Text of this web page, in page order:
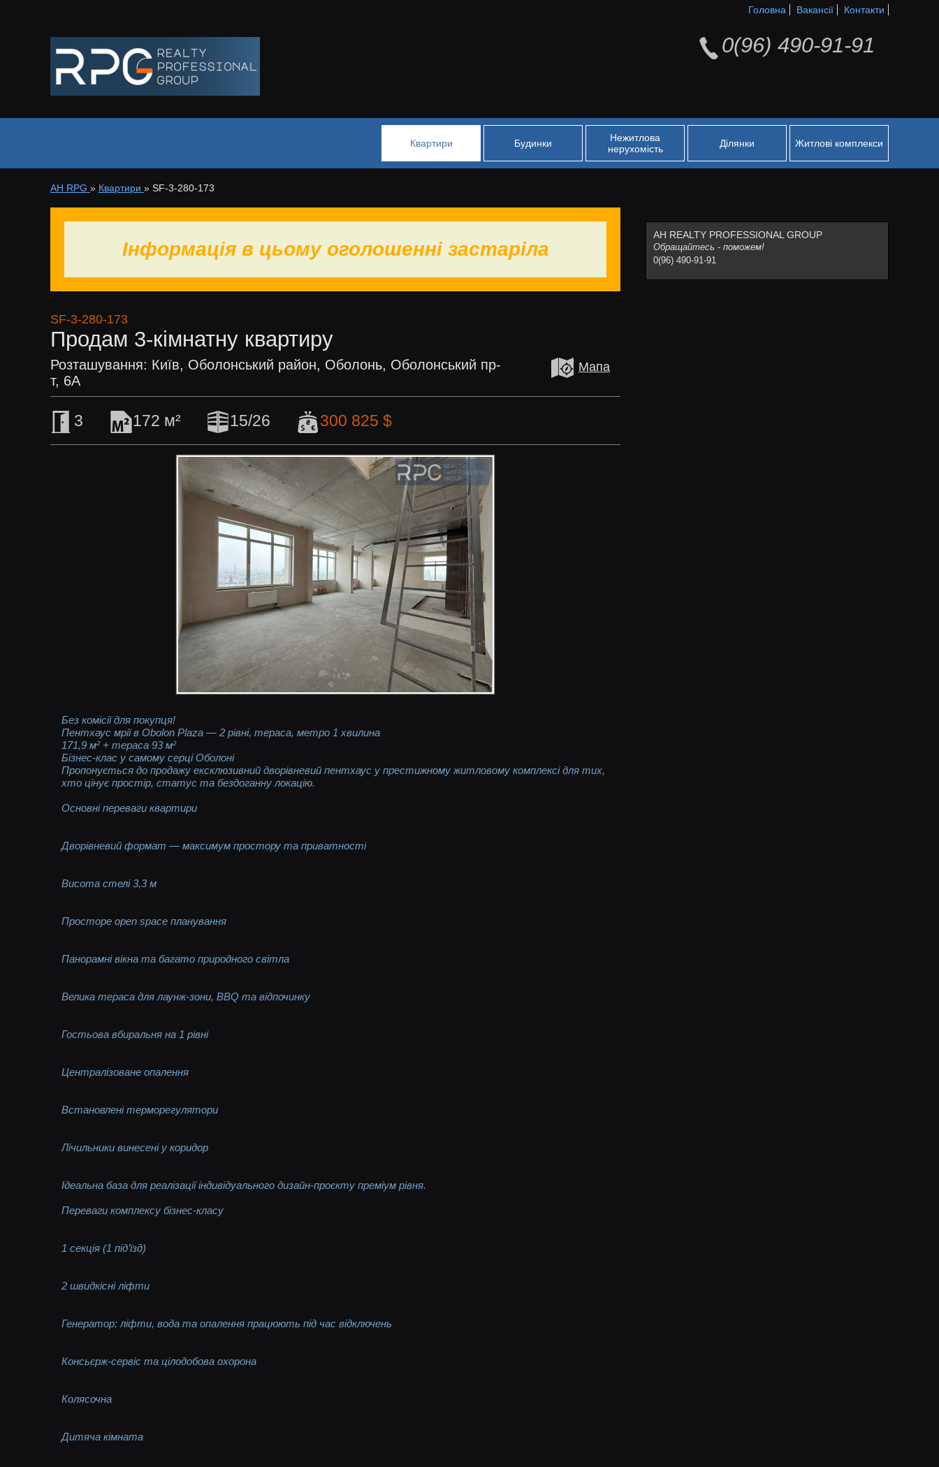
Головна Вакансії Контакти
0(96) 490-91-91
Квартири Будинки
Нежитлова
нерухомість
Ділянки Житлові комплекси
АН RPG » Квартири » SF-3-280-173
Інформація в цьому оголошенні застаріла
SF-3-280-173
Продам 3-кімнатну квартиру
Розташування: Київ, Оболонський район, Оболонь, Оболонський пр-
т, 6А
Мапа
3 172 м² 15/26 300 825 $
Без комісії для покупця!
Пентхаус мрії в Obolon Plaza — 2 рівні, тераса, метро 1 хвилина
171,9 м² + тераса 93 м²
Бізнес-клас у самому серці Оболоні
Пропонується до продажу ексклюзивний дворівневий пентхаус у престижному житловому комплексі для тих,
хто цінує простір, статус та бездоганну локацію.
Основні переваги квартири
Дворівневий формат — максимум простору та приватності
Висота стелі 3,3 м
Просторе open space планування
Панорамні вікна та багато природного світла
Велика тераса для лаунж-зони, BBQ та відпочинку
Гостьова вбиральня на 1 рівні
Централізоване опалення
Встановлені терморегулятори
Лічильники винесені у коридор
Ідеальна база для реалізації індивідуального дизайн-проєкту преміум рівня.
Переваги комплексу бізнес-класу
1 секція (1 під’їзд)
2 швидкісні ліфти
Генератор: ліфти, вода та опалення працюють під час відключень
Консьєрж-сервіс та цілодобова охорона
Колясочна
Дитяча кімната
АН REALTY PROFESSIONAL GROUP
Обращайтесь - поможем!
0(96) 490-91-91